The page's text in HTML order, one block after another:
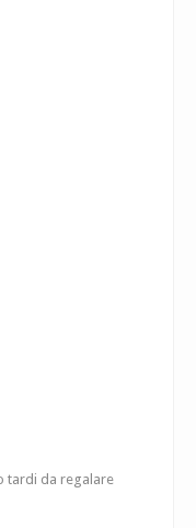
tardi da regalare